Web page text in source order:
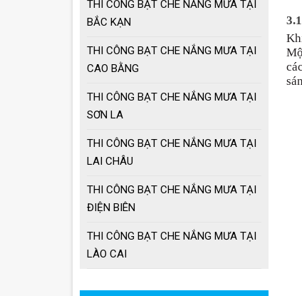
THI CÔNG BẠT CHE NẮNG MƯA TẠI
BẮC KẠN
THI CÔNG BẠT CHE NẮNG MƯA TẠI
CAO BẰNG
THI CÔNG BẠT CHE NẮNG MƯA TẠI
SƠN LA
THI CÔNG BẠT CHE NẮNG MƯA TẠI
LAI CHÂU
THI CÔNG BẠT CHE NẮNG MƯA TẠI
ĐIỆN BIÊN
THI CÔNG BẠT CHE NẮNG MƯA TẠI
LÀO CAI